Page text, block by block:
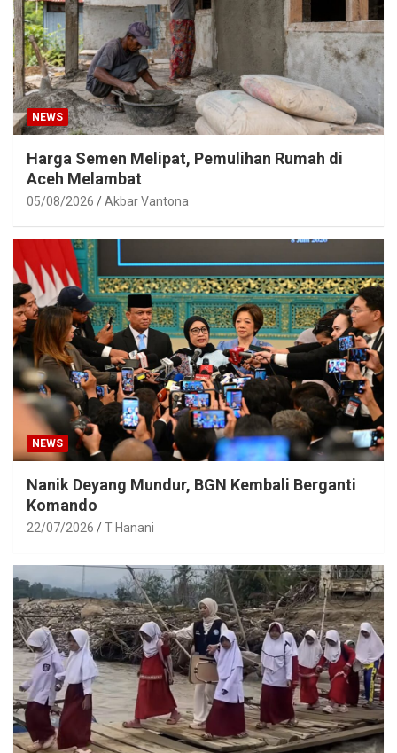
NEWS
Harga Semen Melipat, Pemulihan Rumah di
Aceh Melambat
05/08/2026 Akbar Vantona
NEWS
Nanik Deyang Mundur, BGN Kembali Berganti
Komando
22/07/2026 T Hanani